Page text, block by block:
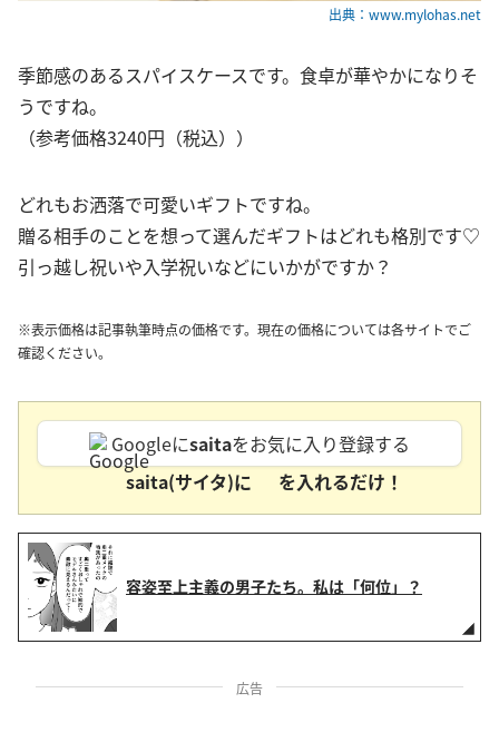
出典：www.mylohas.net
季節感のあるスパイスケースです。食卓が華やかになりそ
うですね。
（参考価格3240円（税込））
どれもお洒落で可愛いギフトですね。
贈る相手のことを想って選んだギフトはどれも格別です♡
引っ越し祝いや入学祝いなどにいかがですか？
※表示価格は記事執筆時点の価格です。現在の価格については各サイトでご
確認ください。
Googleにsaitaをお気に入り登録する
saita(サイタ)に
を入れるだけ！
容姿至上主義の男子たち。私は「何位」？
広告